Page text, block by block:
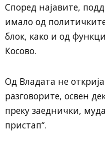
Според најавите,
имало од
блок, како и од
Косово.
Од Владата не
разговорите, освен
преку заеднички,
пристап“.